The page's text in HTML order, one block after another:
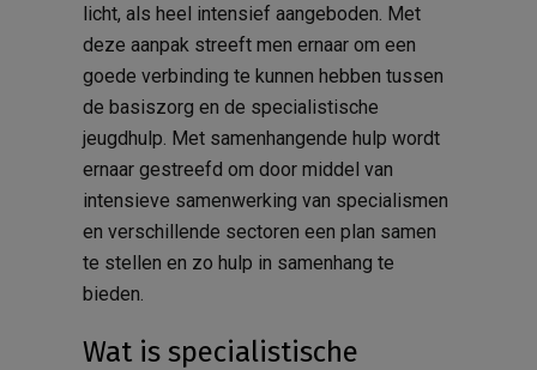
licht, als heel intensief aangeboden. Met
deze aanpak streeft men ernaar om een
goede verbinding te kunnen hebben tussen
de basiszorg en de specialistische
jeugdhulp. Met samenhangende hulp wordt
ernaar gestreefd om door middel van
intensieve samenwerking van specialismen
en verschillende sectoren een plan samen
te stellen en zo hulp in samenhang te
bieden.
Wat is specialistische